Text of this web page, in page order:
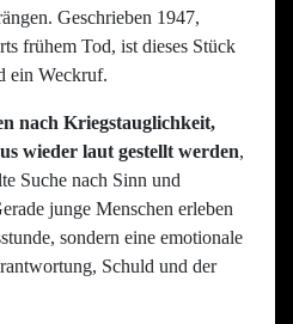
Geschrieben 1947,
frühem Tod, ist dieses Stück
ein Weckruf.
nach Kriegstauglichkeit,
wieder laut gestellt werden,
Suche nach Sinn und
junge Menschen erleben
sondern eine emotionale
Schuld und der